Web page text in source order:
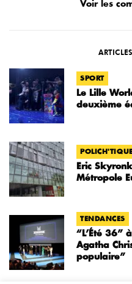
Voir les
SPORT
Le Lille
deuxième
POLICH'TIQUE
Eric
Métropole
TENDANCES
“L’Été 36”
Agatha
populaire”